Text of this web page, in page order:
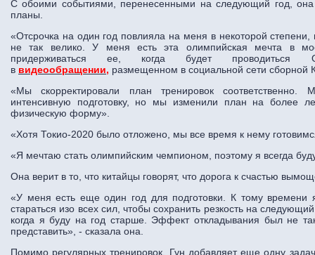
С обоими событиями, перенесенными на следующий год, она
планы.
«Отсрочка на один год повлияла на меня в некоторой
не так велико. У меня есть эта олимпийская мечта в
придерживаться ее, когда будет
в видеообращении, размещенном в социальной сети сборной
«Мы скорректировали план тренировок
интенсивную подготовку, но мы изменили план на более
физическую форму».
«Хотя Токио-2020 было отложено, мы все время к нему
«Я мечтаю стать олимпийским чемпионом, поэтому я всегда
Она верит в то, что китайцы говорят, что дорога к счастью
«У меня есть еще один год для подготовки. К тому времени
стараться изо всех сил, чтобы сохранить резкость на
когда я буду на год старше. Эффект откладывания был не
представить», - сказала она.
Помимо регулярных тренировок, Гун добавляет еще одну